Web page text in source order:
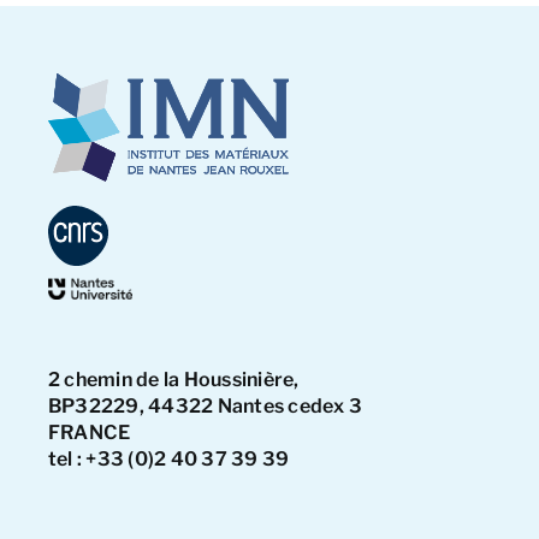
2 chemin de la Houssinière,
BP32229, 44322 Nantes cedex 3
FRANCE
tel : +33 (0)2 40 37 39 39